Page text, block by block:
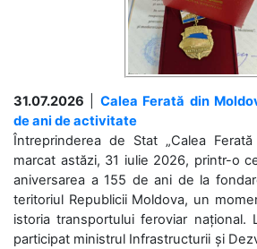
31.07.2026
Calea Ferată din
de ani de activitate
Întreprinderea de Stat „Calea
marcat astăzi, 31 iulie 2026, printr-o
aniversarea a 155 de ani de la
teritoriul Republicii Moldova, un
istoria transportului feroviar național.
participat ministrul Infrastructurii și